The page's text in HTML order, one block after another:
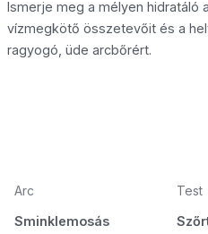
Ismerje meg a mélyen hidratáló
vízmegkötő összetevőit és a
ragyogó, üde arcbőrért.
Arc
Sminklemosás
Test